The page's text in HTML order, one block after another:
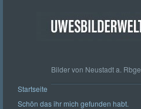
Bilder von Neustadt a. Rbge.
Startseite
Schön das ihr mich gefunden habt.